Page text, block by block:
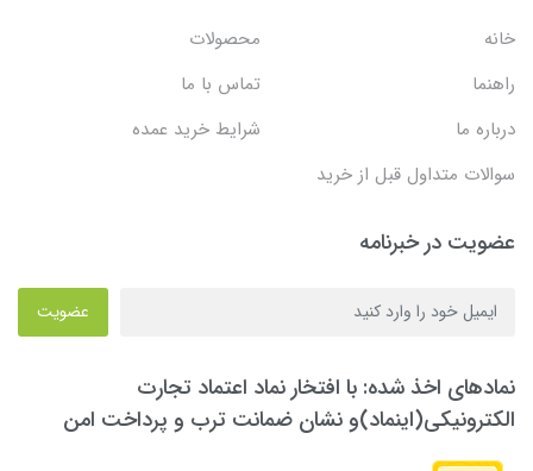
خانه
محصولات
راهنما
تماس با ما
درباره ما
شرایط خرید عمده
سوالات متداول قبل از خرید
عضویت در خبرنامه
عضویت
نمادهای اخذ شده: با افتخار نماد اعتماد تجارت
الکترونیکی(اینماد)و نشان ضمانت ترب و پرداخت امن